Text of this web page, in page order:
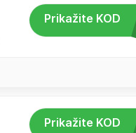
Prikažite KOD
Prikažite KOD